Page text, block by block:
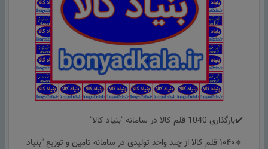
✔️بارگذاری 1040 قلم کالا در سامانه "بنیاد کالا"
🔹۱۰۴۰ قلم کالا از چند واحد تولیدی در سامانه تامین و توزیع "بنیاد